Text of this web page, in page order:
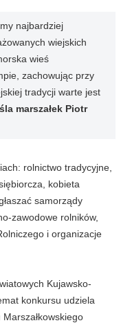
najbardziej
wiejskich
wieś
zachowując przy
tradycji warte jest
marszałek Piotr
rolnictwo tradycyjne,
kobieta
samorządy
zawodowe rolników,
i organizacje
Kujawsko-
konkursu udziela